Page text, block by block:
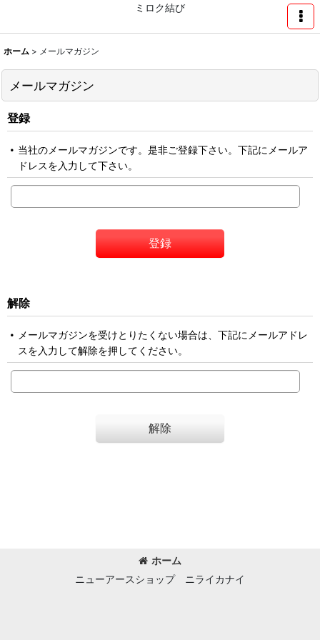
ミロク結び
ホーム > メールマガジン
メールマガジン
登録
当社のメールマガジンです。是非ご登録下さい。下記にメールア
ドレスを入力して下さい。
登録
解除
メールマガジンを受けとりたくない場合は、下記にメールアドレ
スを入力して解除を押してください。
解除
ホーム
ニューアースショップ ニライカナイ